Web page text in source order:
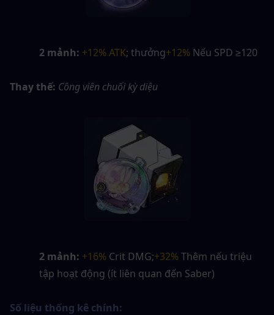
2 mảnh: +12% ATK; thưởng+12% Nếu SPD ≥120
Thay thế: Công viên chuối kỳ diệu
2 mảnh: +16% Crit DMG;+32% Thêm nếu triệu
tập hoạt động (ít liên quan đến Saber)
Số liệu thống kê chính: